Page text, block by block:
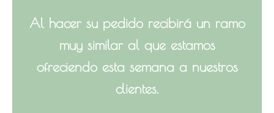
Al hacer su pedido recibirá un ramo
muy similar al que estamos
ofreciendo esta semana a nuestros
clientes.